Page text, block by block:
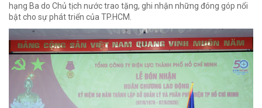
hạng Ba do Chủ tịch nước trao tặng, ghi nhận những đóng góp nổi
bật cho sự phát triển của TP.HCM.